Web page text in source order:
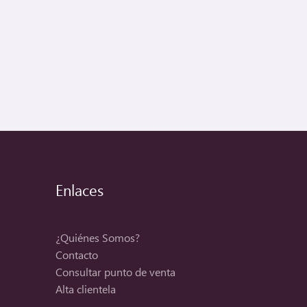
Enlaces
¿Quiénes Somos?
Contacto
Consultar punto de venta
Alta clientela